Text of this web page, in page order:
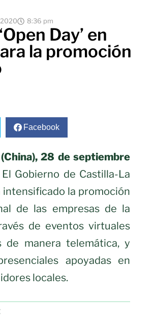
8:36 pm
Day’ en
la promoción
Facebook
28 de septiembre
El Gobierno de Castilla-La
intensificado la promoción
de las empresas de la
de eventos virtuales
de manera telemática, y
apoyadas en
locales.